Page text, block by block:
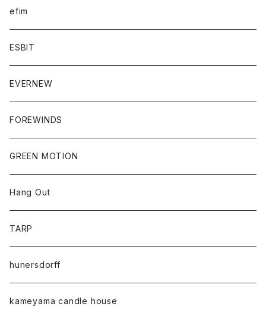
efim
ESBIT
EVERNEW
FOREWINDS
GREEN MOTION
Hang Out
TARP
hunersdorff
kameyama candle house